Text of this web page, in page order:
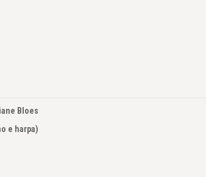
Bloes
e harpa)